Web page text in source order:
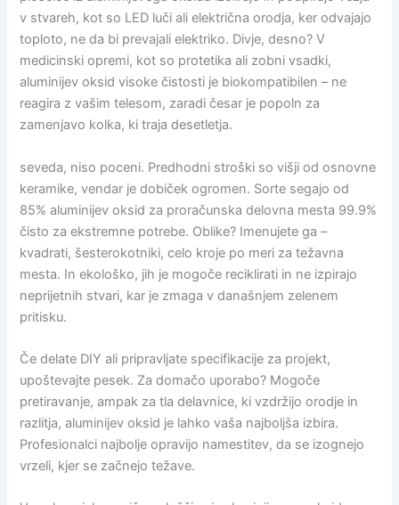
v stvareh, kot so LED luči ali električna orodja, ker odvajajo
toploto, ne da bi prevajali elektriko. Divje, desno? V
medicinski opremi, kot so protetika ali zobni vsadki,
aluminijev oksid visoke čistosti je biokompatibilen – ne
reagira z vašim telesom, zaradi česar je popoln za
zamenjavo kolka, ki traja desetletja.
seveda, niso poceni. Predhodni stroški so višji od osnovne
keramike, vendar je dobiček ogromen. Sorte segajo od
85% aluminijev oksid za proračunska delovna mesta 99.9%
čisto za ekstremne potrebe. Oblike? Imenujete ga –
kvadrati, šesterokotniki, celo kroje po meri za težavna
mesta. In ekološko, jih je mogoče reciklirati in ne izpirajo
neprijetnih stvari, kar je zmaga v današnjem zelenem
pritisku.
Če delate DIY ali pripravljate specifikacije za projekt,
upoštevajte pesek. Za domačo uporabo? Mogoče
pretiravanje, ampak za tla delavnice, ki vzdržijo orodje in
razlitja, aluminijev oksid je lahko vaša najboljša izbira.
Profesionalci najbolje opravijo namestitev, da se izognejo
vrzeli, kjer se začnejo težave.